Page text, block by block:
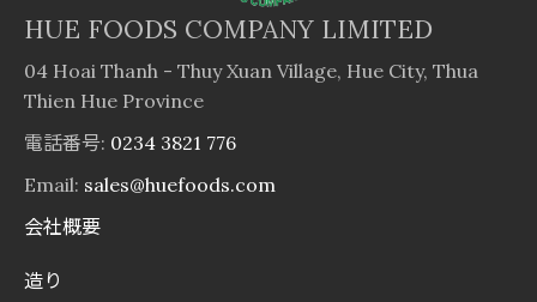
HUE FOODS COMPANY LIMITED
04 Hoai Thanh - Thuy Xuan Village, Hue City, Thua
Thien Hue Province
電話番号: 0234 3821 776
Email: sales@huefoods.com
会社概要
造り